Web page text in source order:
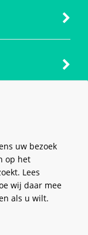
uw bezoek
op het
Lees
wij daar mee
als u wilt.